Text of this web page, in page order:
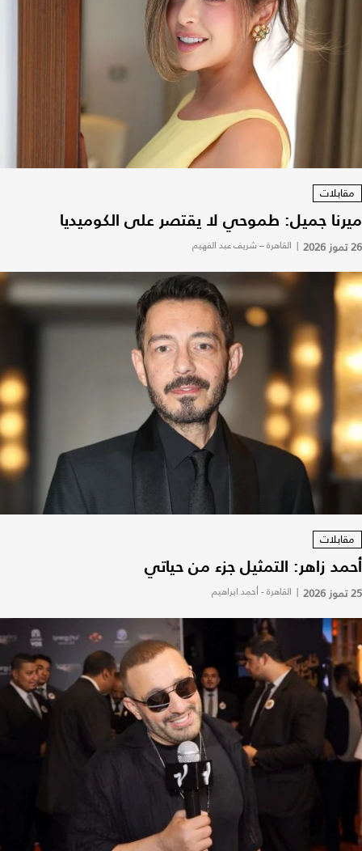
مقابلات
ميرنا جميل: طموحي لا يقتصر على الكوميديا
26 تموز 2026 | القاهرة – شريف عبد الفهيم
مقابلات
أحمد زاهر: التمثيل جزء من حياتي
25 تموز 2026 | القاهرة - أحمد ابراهيم